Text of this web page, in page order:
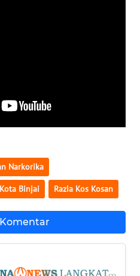
Narkorika
Binjai Razia Kos Kosan